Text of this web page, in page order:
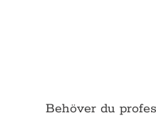
Behöver du